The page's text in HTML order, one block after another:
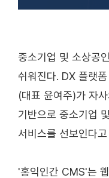
중소기업 및 소상공
쉬워진다. DX 플랫
(대표 윤여주)가 자
기반으로 중소기업
서비스를 선보인다
'홍익인간 CMS'는